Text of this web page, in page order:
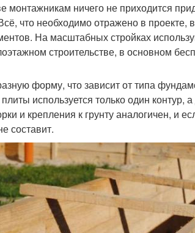
монтажникам ничего не приходится
что необходимо отражено в проекте,
На масштабных стройках
строительстве, в основном
форму, что зависит от типа
используется только один контур,
и крепления к грунту аналогичен, и
составит.